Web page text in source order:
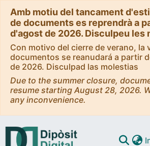
Amb motiu del tancament
de documents es reprendrà a
d'agost de 2026. Disculpeu les
Con motivo del cierre de verano, la
documentos se reanudará a partir
de 2026. Disculpad las molestias
Due to the summer closure,
resume starting August 28, 2026.
any inconvenience.